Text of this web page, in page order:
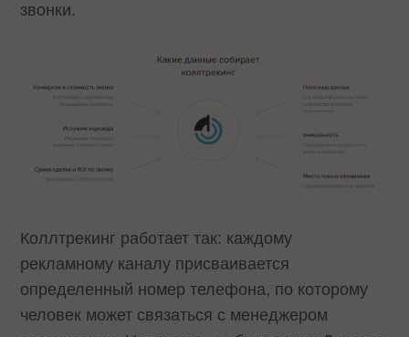
звонки.
Коллтрекинг работает так: каждому
рекламному каналу присваивается
определенный номер телефона, по которому
человек может связаться с менеджером